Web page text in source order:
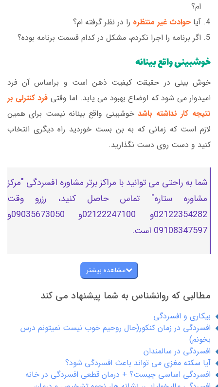
ام؟
آیا حوادث غیر منتظره را در نظر گرفته ام؟
اگر برنامه را اجرا نکردم، مشکل در کدام قسمت برنامه بوده؟
خوشبینی واقع بینانه
خوش بینی در حقیقت کیفیت ذهن است و براساس آن فرد
امیدوار می شود که اوضاع بهبود می یابد. اما وقتی فرد کنترلی بر
نتیجه کار نداشته باشد خوشبینی واقع بینانه نیست برای همین
لازم است که زمانی که به بن بست خوردید راه دیگری انتخاب
کنید و دست روی دست نگذارید.
شما به راحتی می توانید با مراکز برتر مشاوره افسردگی "مرکز
مشاوره ستاره" تماس حاصل کنید، رزرو وقت
02122354282و 02122247100و 09035673050و
09108347597 است.
مشاهده بیشتر
مطالبی که روانشناس به شما پیشنهاد می کند
بیکاری و افسردگی
افسردگی در زمان کنکور(حال روحیم خوب نیست نمیتونم درس
بخونم)
افسردگی در سالمندان
آیا سکته مغزی می تواند باعث افسردگی شود؟
افسردگی اساسی چیست؟ + درمان قطعی افسردگی در خانه